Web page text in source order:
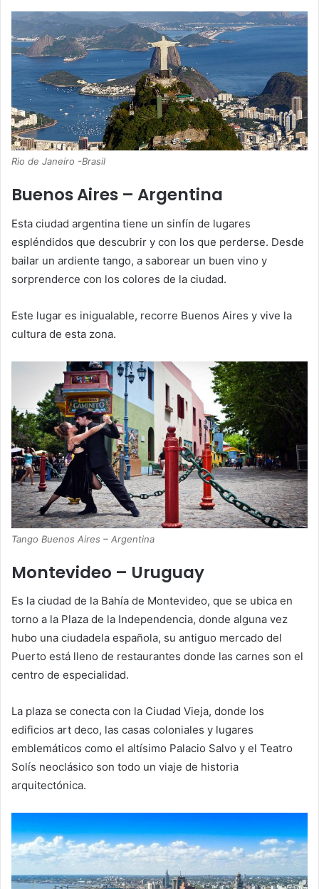
Rio de Janeiro -Brasil
Buenos Aires – Argentina
Esta ciudad argentina tiene un sinfín de lugares
espléndidos que descubrir y con los que perderse. Desde
bailar un ardiente tango, a saborear un buen vino y
sorprenderce con los colores de la ciudad.
Este lugar es inigualable, recorre Buenos Aires y vive la
cultura de esta zona.
Tango Buenos Aires – Argentina
Montevideo – Uruguay
Es la ciudad de la Bahía de Montevideo, que se ubica en
torno a la Plaza de la Independencia, donde alguna vez
hubo una ciudadela española, su antiguo mercado del
Puerto está lleno de restaurantes donde las carnes son el
centro de especialidad.
La plaza se conecta con la Ciudad Vieja, donde los
edificios art deco, las casas coloniales y lugares
emblemáticos como el altísimo Palacio Salvo y el Teatro
Solís neoclásico son todo un viaje de historia
arquitectónica.